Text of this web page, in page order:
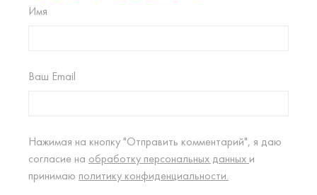
Имя
Ваш Email
Нажимая на кнопку "Отправить комментарий", я даю
согласие на обработку персональных данных и
принимаю политику конфиденциальности.